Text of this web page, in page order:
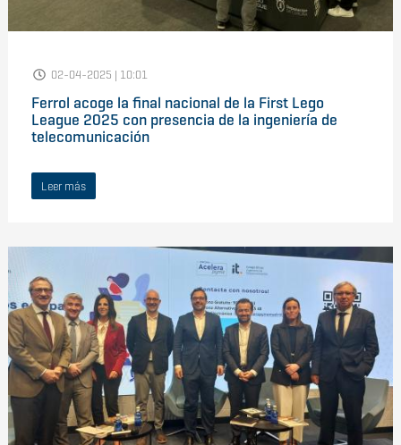
02-04-2025 | 10:01
Ferrol acoge la final nacional de la First Lego
League 2025 con presencia de la ingeniería de
telecomunicación
Leer más